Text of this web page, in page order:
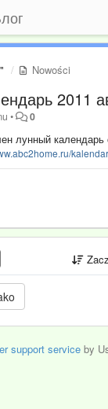
Nowości
2011
• 0
лунный календарь
support service by